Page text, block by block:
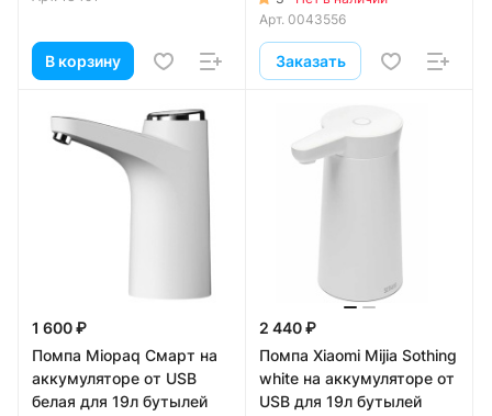
В корзину
бутылей, прозрачный
Арт. 0043556
Заказать
1 600 ₽
Помпа Miopaq Смарт на
аккумуляторе от USB
белая для 19л бутылей
2 440 ₽
Помпа Xiaomi Mijia Sothing
white на аккумуляторе от
USB для 19л бутылей